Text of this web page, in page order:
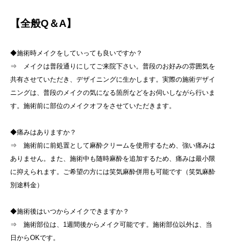
【全般Q＆A】
◆施術時メイクをしていっても良いですか？
⇒ メイクは普段通りにしてご来院下さい。普段のお好みの雰囲気を
共有させていただき、デザイニングに生かします。実際の施術デザイ
ニングは、普段のメイクの気になる箇所などをお伺いしながら行いま
す。施術前に部位のメイクオフをさせていただきます。
◆痛みはありますか？
⇒ 施術前に前処置として麻酔クリームを使用するため、強い痛みは
ありません。また、施術中も随時麻酔を追加するため、痛みは最小限
に抑えられます。ご希望の方には笑気麻酔併用も可能です（笑気麻酔
別途料金）
◆施術後はいつからメイクできますか？
⇒ 施術部位は、1週間後からメイク可能です。施術部位以外は、当
日からOKです。